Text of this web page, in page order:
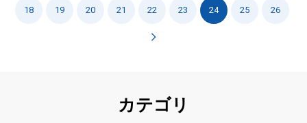
18 19 20 21 22 23 24 25 26
カテゴリ